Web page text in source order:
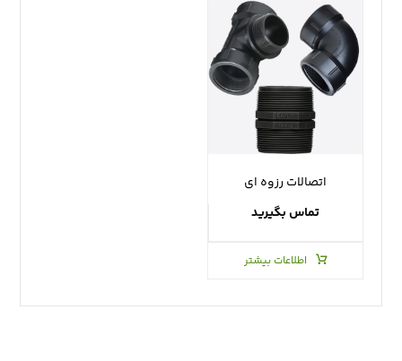
اتصالات رزوه ای
تماس بگیرید
اطلاعات بیشتر